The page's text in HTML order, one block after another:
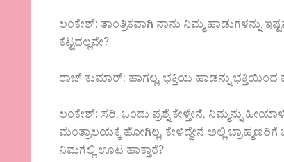
ಲಂಕೇಶ್: ತಾಂತ್ರಿಕವಾಗಿ ನಾನು ನಿಮ್ಮ ಹಾಡುಗಳನ್ನು
ಕೆಟ್ಟದಲ್ಲವೇ?
ರಾಜ್ ಕುಮಾರ್: ಹಾಗಲ್ಲ, ಭಕ್ತಿಯ ಹಾಡನ್ನು ಭಕ್ತಿಯಿಂದ
ಲಂಕೇಶ್: ಸರಿ, ಒಂದು ಪ್ರಶ್ನೆ ಕೇಳ್ತೇನೆ, ನಿಮ್ಮನ್ನು
ಮಂತ್ರಾಲಯಕ್ಕೆ ಹೋಗಿಲ್ಲ, ಕೇಳಿದ್ದೇನೆ ಅಲ್ಲಿ
ನಿಮಗೆಲ್ಲಿ ಊಟ ಹಾಕ್ತಾರೆ?